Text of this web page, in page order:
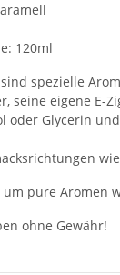
120ml
spezielle
seine eigene
oder Glycerin
pure Aromen
ohne Gewähr!